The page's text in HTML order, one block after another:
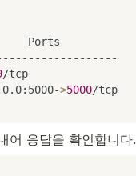
Ports
/tcp
>5000/tcp
어 응답을 확인합니다.